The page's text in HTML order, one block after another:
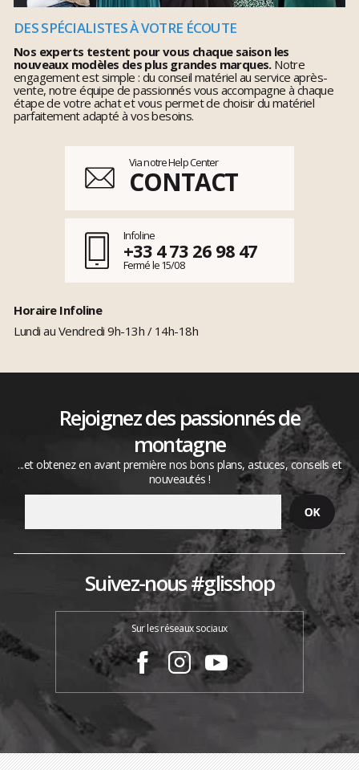
DES SPÉCIALISTES À VOTRE ÉCOUTE
Nos experts testent pour vous chaque saison les
nouveaux modèles des plus grandes marques.Notre
engagement est simple : du conseil matériel au service après-
vente, notre équipe de passionnés vous accompagne à chaque
étape de votre achat et vous permet de choisir du matériel
parfaitement adapté à vos besoins.
Via notre Help Center
CONTACT
Infoline
+33 4 73 26 98 47
Fermé le 15/08
Horaire Infoline
Lundi au Vendredi 9h-13h / 14h-18h
Rejoignez des passionnés de
montagne
...et obtenez en avant première nos bons plans, astuces, conseils et
nouveautés !
Suivez-nous #glisshop
Sur les réseaux sociaux